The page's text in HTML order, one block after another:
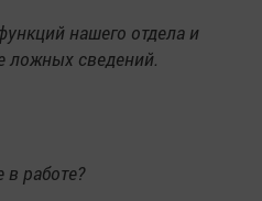
нашего отдела и
ложных сведений.
в работе?